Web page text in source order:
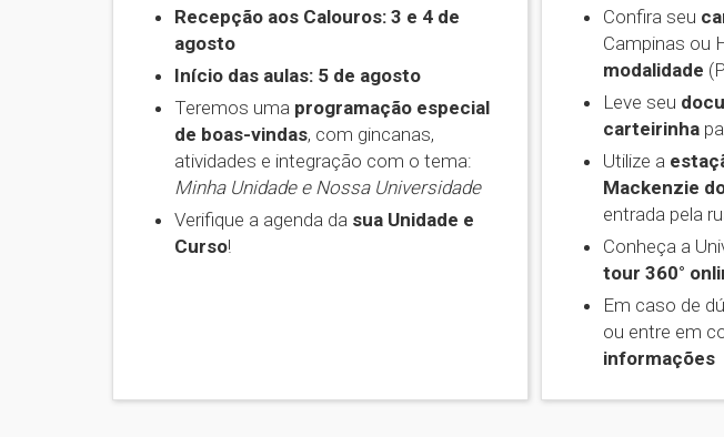
Recepção aos Calouros: 3 e 4 de
agosto
Início das aulas: 5 de agosto
Teremos uma programação especial
de boas-vindas, com gincanas,
atividades e integração com o tema:
Minha Unidade e Nossa Universidade
Verifique a agenda da sua Unidade e
Curso!
Confira seu
Campinas ou
modalidade
Leve seu
carteirinha
Utilize a
Mackenzie
entrada pela
Conheça a
tour 360°
Em caso de
ou entre em
informações